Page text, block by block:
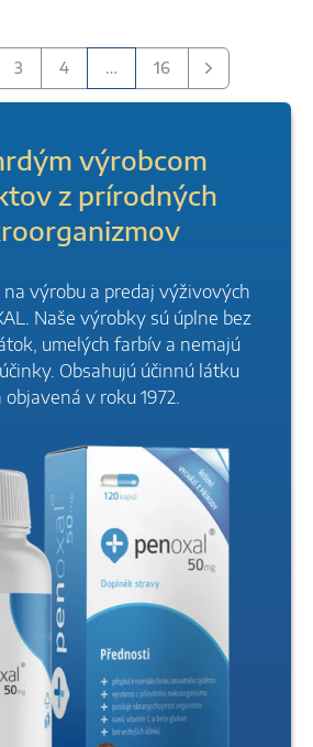
3 4 … 16 Ďalšie
výrobcom
z prírodných
výrobu a predaj výživových
Naše výrobky sú úplne bez
umelých farbív a nemajú
Obsahujú účinnú látku
v roku 1972.